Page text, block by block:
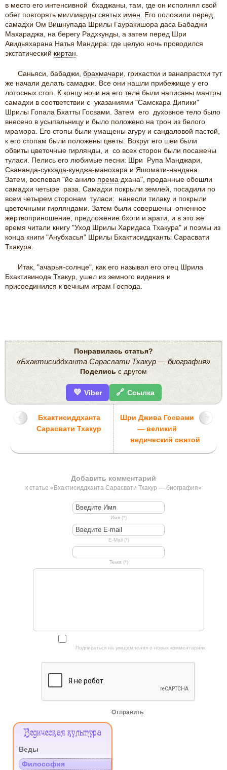
в место его интенсивной бхаджаны, там, где он исполнял свой
обет повторять миллиарды святых имен . Его положили перед
самадхи Ом Вишнупада Шрилы Гауракишора даса Бабаджи
Махараджа, на берегу Радхкунды, а затем перед Шри
Авидьяхарана Натья Мандира: где целую ночь проводился
экстатический киртан
Саньяси, бабаджи, брахмачари , грихастхи и ванапрастхи тут
же начали делать самадхи. Все они нашли прибежище у его
лотосных стоп. К концу ночи на его теле были написаны мантры
самадхи в соответствии с указаниями "Самскара Дипики"
Шрилы Гопала Бхатты Госвами. Затем его духовное тело было
внесено в усыпальницу и было положено на трон из белого
мрамора. Его стопы были умащены агуру и сандаловой пастой,
к его стопам были положены цветы. Вокруг его шеи были
обвиты цветочные гирлянды, и со всех сторон были посажены
туласи. Пелись его любимые песни: Шри Рупа Манджари,
Свананда-сукхада-кунджа-манохара и Яшомати-нандана.
Затем, воспевая "йе анило према дхана", преданные обошли
самадхи четыре раза. Самадхи покрыли землей, посадили по
всем четырем сторонам туласи: нанесли тилаку и покрыли
цветочными гирляндами. Затем были совершены огненное
жертвоприношение, предложение бхоги и арати, и в это же
время читали книгу "Уход Шрилы Харидаса Тхакура" и поэмы из
конца книги "Анубхасья" Шрилы Бхактисиддханты Сарасвати
Тхакура.
Итак, "ачарья-солнце", как его называл его отец Шрила
Бхактивинода Тхакур, ушел из земного видения и
присоединился к вечным играм Господа.
Понравилась статья?
«Бхактисиддханта Сарасвати Тхакур — биография»
Поделись с другом
💜 Viber 🔗 Ссылка
Бхактисиддханта
Сарасвати Тхакур
Шри Джива Госвами
— великий
ведический святой
Добавить комментарий
к статье «Бхактисиддханта Сарасвати Тхакур — биография»
Имя (*)
E-Mail (*)
Тема (*)
Подписаться на уведомления о новых комментариях
Отправить
Меню
Ведическая культура
Веды
.
Философия